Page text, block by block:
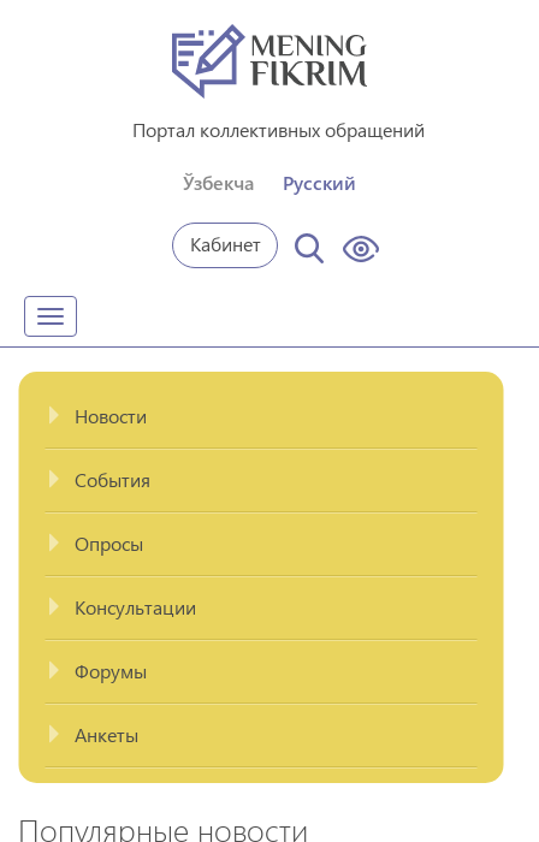
Портал коллективных обращений
Ўзбекча Русский
Кабинет
Toggle
navigation
Новости
События
Опросы
Консультации
Форумы
Анкеты
Популярные новости